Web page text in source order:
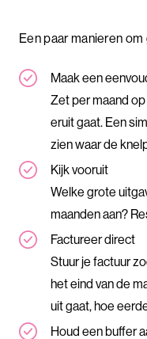
Een paar manieren
Maak een
Zet per maand
eruit gaat. Een
zien waar de
Kijk vooruit
Welke grote
maanden aan?
Factureer direct
Stuur je factuur
het eind van de
uit gaat, hoe
Houd een buffer